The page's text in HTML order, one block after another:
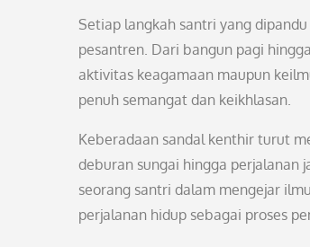
Setiap langkah santri yang
pesantren. Dari bangun pagi
aktivitas keagamaan maupun
penuh semangat dan keikhlasan.
Keberadaan sandal kenthir turut
deburan sungai hingga perjalanan
seorang santri dalam mengejar
perjalanan hidup sebagai proses